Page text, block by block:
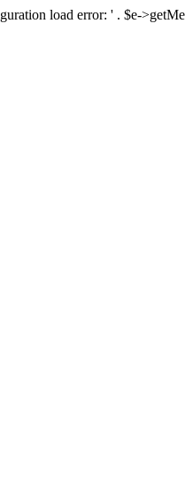
load error: ' . $e-